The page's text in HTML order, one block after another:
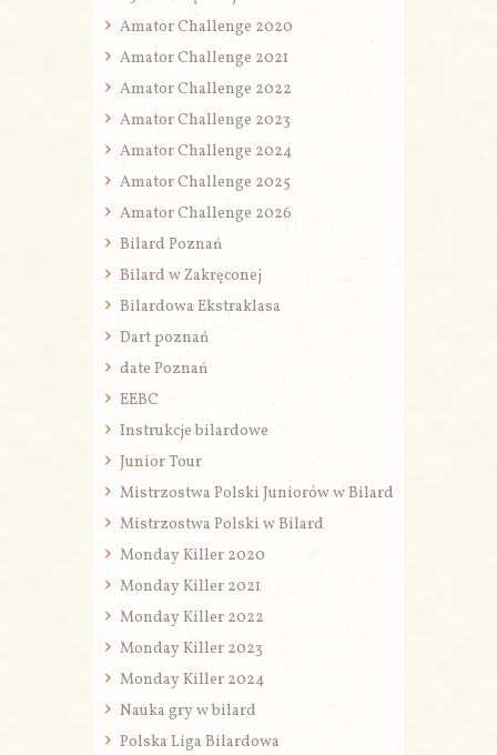
Amator Challenge 2020
Amator Challenge 2021
Amator Challenge 2022
Amator Challenge 2023
Amator Challenge 2024
Amator Challenge 2025
Amator Challenge 2026
Bilard Poznań
Bilard w Zakręconej
Bilardowa Ekstraklasa
Dart poznań
date Poznań
EEBC
Instrukcje bilardowe
Junior Tour
Mistrzostwa Polski Juniorów w Bilard
Mistrzostwa Polski w Bilard
Monday Killer 2020
Monday Killer 2021
Monday Killer 2022
Monday Killer 2023
Monday Killer 2024
Nauka gry w bilard
Polska Liga Bilardowa